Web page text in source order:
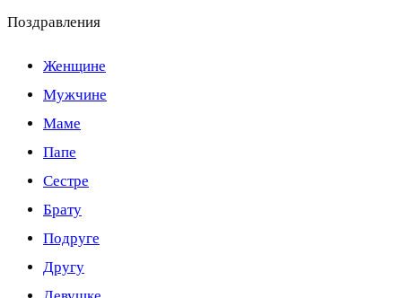
Поздравления
Женщине
Мужчине
Маме
Папе
Сестре
Брату
Подруге
Другу